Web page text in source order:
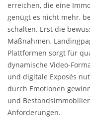
erreichen, die eine
genügt es nicht mehr,
schalten. Erst die
Maßnahmen,
Plattformen sorgt für
dynamische Video-
und digitale Exposés
durch Emotionen
und
Anforderungen.